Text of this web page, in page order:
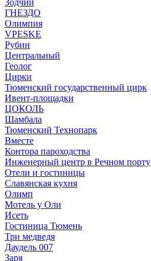
Зодчий
ГНЕЗДО
Олимпия
VPESKE
Рубин
Центральный
Геолог
Цирки
Тюменский государственный цирк
Ивент-площадки
ЦОКОЛЬ
Шамбала
Тюменский Технопарк
Вместе
Контора пароходства
Инженерный центр в Речном порту
Отели и гостиницы
Славянская кухня
Олимп
Мотель у Оли
Исеть
Гостиница Тюмень
Три медведя
Даудель 007
Заря